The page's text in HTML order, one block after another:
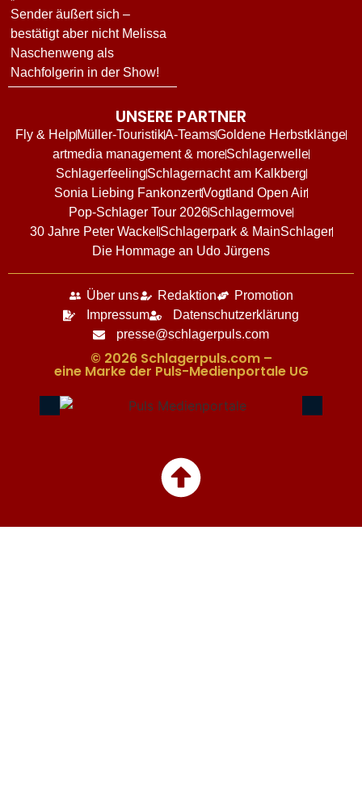
Sender äußert sich –
bestätigt aber nicht Melissa
Naschenweng als
Nachfolgerin in der Show!
UNSERE PARTNER
Fly & HelpMüller-TouristikA-TeamsGoldene Herbstklänge
artmedia management & moreSchlagerwelle
SchlagerfeelingSchlagernacht am Kalkberg
Sonia Liebing FankonzertVogtland Open Air
Pop-Schlager Tour 2026Schlagermove
30 Jahre Peter Wackel Schlagerpark & MainSchlager
Die Hommage an Udo Jürgens
Über uns Redaktion
Promotion
Impressum
Datenschutzerklärung
presse@schlagerpuls.com
© 2026 Schlagerpuls.com –
eine Marke der Puls-Medienportale UG​